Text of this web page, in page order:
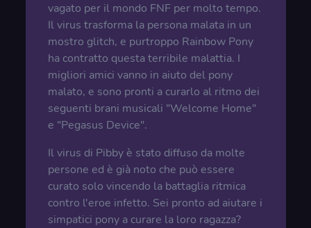
vagato per il mondo FNF per molto tempo.
Il virus trasforma la persona malata in un
mostro glitch, e purtroppo Rainbow Pony
ha contratto questa terribile malattia. I
migliori amici vanno in aiuto del pony
malato, e sono pronti a curarlo al ritmo dei
seguenti brani musicali "Welcome Home"
e "Pegasus Device".
Il virus di Pibby è stato diffuso da molte
persone ed è già noto che può essere
curato solo vincendo la battaglia ritmica
contro l'eroe infetto. Sei pronto ad aiutare i
simpatici pony a curare la loro ragazza?